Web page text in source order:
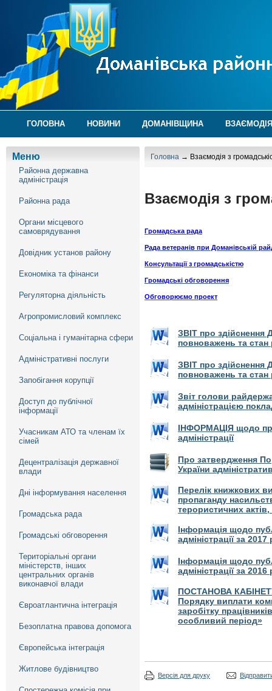
ГОЛОВНА НОВИНИ ДОМАНІВЩИНА
Меню
Районна державна
адміністрація
Районна рада
Органи місцевого
самоврядування
Довідник установ району
Економіка та фінанси
Регуляторна діяльність
Агропромисловий комплекс
Соціальна і гуманітарна сфери
Адміністративні послуги
Запобігання корупції
Доступ до публічної
інформації
Учасникам АТО та членам їх
сімей
Децентралізація державної
влади
Дні інформування населення
Громадська рада
Громадські обговорення
Територіальні органи
міністерств, інших
центральних органів
виконавчої влади
Євроатлантична інтеграція
Безоплатна правова допомога
Європейська інтеграція
Житлове будівництво
Головна → Взаємодія з
Взаємодія з
Громадська рада
Рада ветеранів при Доманівській
Консультації з громадськістю
Громадські обговорення
Обговорюємо проект
ЗВІТ про здійснення
повноважень та стан
ЗВІТ про здійснення
повноважень та стан
Звіт голови
адміністрацією
ІНФОРМАЦІЯ щодо
адміністрації
Про затвердження
України
Перелік книжкових
пропаганду
терористичних
Інформація щодо
адміністрації за 2017
Інформація щодо
адміністрації за 2016
ПОСТАНОВА КАБІНЕТ
Порядку виплати
заробітку
особливий період»
Версія для друку